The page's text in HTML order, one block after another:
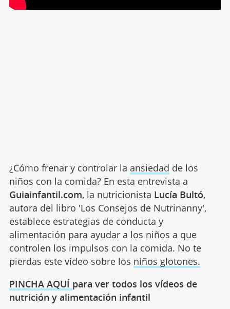
¿Cómo frenar y controlar la ansiedad de los
niños con la comida? En esta entrevista a
Guiainfantil.com, la nutricionista Lucía Bultó,
autora del libro 'Los Consejos de Nutrinanny',
establece estrategias de conducta y
alimentación para ayudar a los niños a que
controlen los impulsos con la comida. No te
pierdas este vídeo sobre los niños glotones.
PINCHA AQUÍ para ver todos los vídeos de
nutrición y alimentación infantil